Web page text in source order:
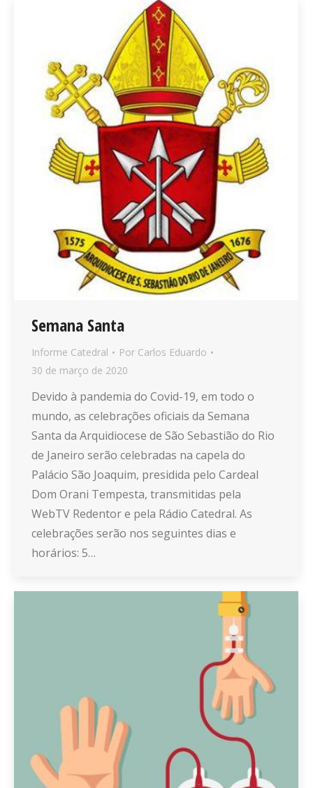
Semana Santa
Informe Catedral Por Carlos Eduardo
30 de março de 2020
Devido à pandemia do Covid-19, em todo o
mundo, as celebrações oficiais da Semana
Santa da Arquidiocese de São Sebastião do Rio
de Janeiro serão celebradas na capela do
Palácio São Joaquim, presidida pelo Cardeal
Dom Orani Tempesta, transmitidas pela
WebTV Redentor e pela Rádio Catedral. As
celebrações serão nos seguintes dias e
horários: 5…